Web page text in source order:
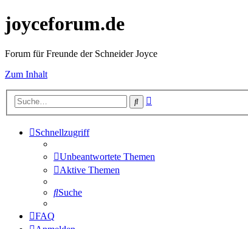
joyceforum.de
Forum für Freunde der Schneider Joyce
Zum Inhalt
Suche
Schnellzugriff
Unbeantwortete Themen
Aktive Themen
Suche
FAQ